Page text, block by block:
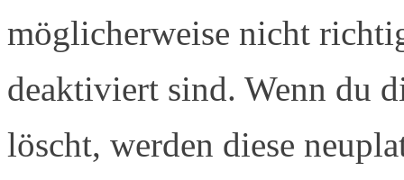
möglicherweise nicht
deaktiviert sind. Wenn du
löscht, werden diese